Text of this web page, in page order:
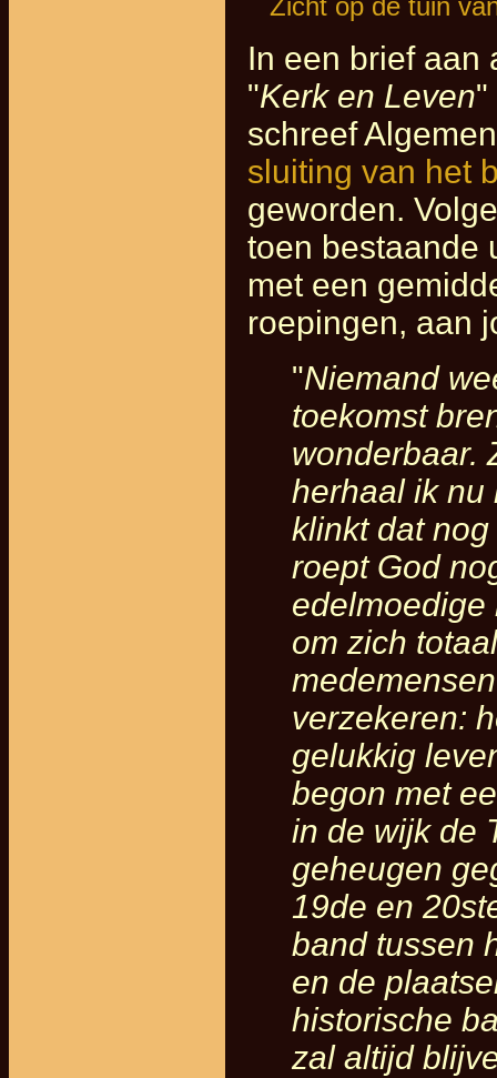
Zicht op de tuin
In een brief aan
"Kerk en Leven"
schreef
sluiting van het
geworden.
toen bestaande
met een
roepingen, aan
"Niemand
toekomst
wonderbaar.
herhaal ik nu
klinkt dat
roept God
edelmoedige
om zich
verzekeren:
gelukkig
begon met
in de wijk de
geheugen
19de en
band tussen
en de
historische
zal altijd